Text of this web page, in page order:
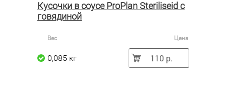
Кусочки в соусе ProPlan Steriliseid с
говядиной
Вес Цена
0,085 кг 110 р.